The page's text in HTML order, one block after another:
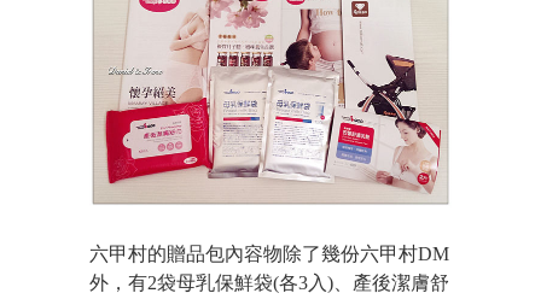
六甲村的贈品包內容物除了幾份六甲村DM
外，有2袋母乳保鮮袋(各3入)、產後潔膚舒